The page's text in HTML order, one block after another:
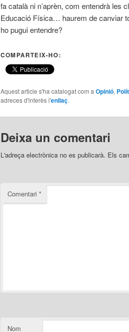
fa català ni n’aprèn, com entendrà les
Educació Física… haurem de canviar
ho pugui entendre?
COMPARTEIX-HO:
Aquest article s'ha catalogat com a Opinió,
adreces d'interès l'enllaç.
Deixa un comentari
L'adreça electrònica no es publicarà. Els
Comentari *
Nom